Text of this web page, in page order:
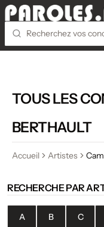
TOUS LES
BERTHAULT
Accueil Artistes
RECHERCHE PAR
A B C